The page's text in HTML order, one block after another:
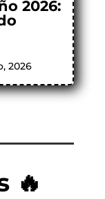
2026:
2026
🔥